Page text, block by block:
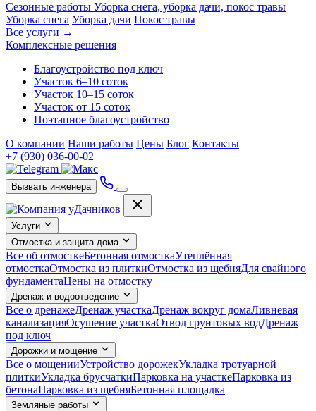
Сезонные работы Уборка снега, уборка дачи, покос травы
Уборка снега Уборка дачи Покос травы
Все услуги →
Комплексные решения
Благоустройство под ключ
Участок 6–10 соток
Участок 10–15 соток
Участок от 15 соток
Поэтапное благоустройство
О компании Наши работы Цены Блог Контакты
+7 (930) 036-00-02
Вызвать инженера
Услуги
Отмостка и защита дома
Все об отмосткеБетонная отмосткаУтеплённая
отмосткаОтмостка из плиткиОтмостка из щебняДля свайного
фундаментаЦены на отмостку
Дренаж и водоотведение
Все о дренажеДренаж участкаДренаж вокруг домаЛивневая
канализацияОсушение участкаОтвод грунтовых водДренаж
под ключ
Дорожки и мощение
Все о мощенииУстройство дорожекУкладка тротуарной
плиткиУкладка брусчаткиПарковка на участкеПарковка из
бетонаПарковка из щебняБетонная площадка
Земляные работы